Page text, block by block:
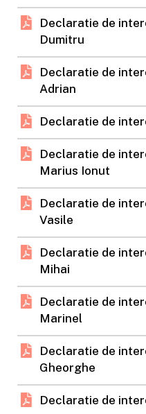
Declaratie de
Dumitru
Declaratie de
Adrian
Declaratie de
Declaratie de
Marius Ionut
Declaratie de
Vasile
Declaratie de
Mihai
Declaratie de
Marinel
Declaratie de
Gheorghe
Declaratie de